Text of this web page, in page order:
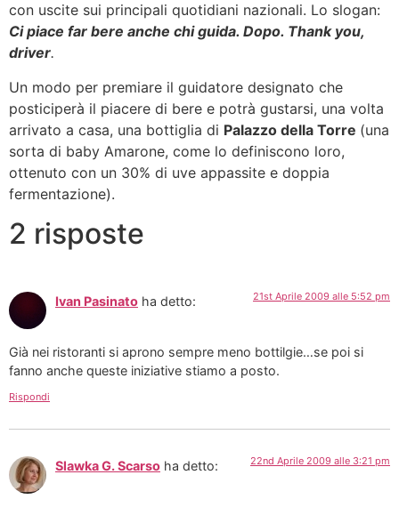
con uscite sui principali quotidiani nazionali. Lo slogan:
Ci piace far bere anche chi guida. Dopo. Thank you,
driver.
Un modo per premiare il guidatore designato che
posticiperà il piacere di bere e potrà gustarsi, una volta
arrivato a casa, una bottiglia di Palazzo della Torre (una
sorta di baby Amarone, come lo definiscono loro,
ottenuto con un 30% di uve appassite e doppia
fermentazione).
2 risposte
Ivan Pasinato ha detto: 21st Aprile 2009 alle 5:52 pm
Già nei ristoranti si aprono sempre meno bottilgie…se poi si
fanno anche queste iniziative stiamo a posto.
Rispondi
Slawka G. Scarso ha detto: 22nd Aprile 2009 alle 3:21 pm